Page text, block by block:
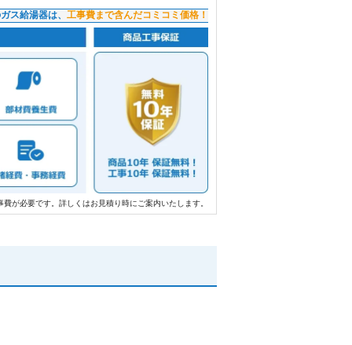
ス給湯器は、 工事費まで含んだコミコミ価格！
が必要です。詳しくはお見積り時にご案内いたします。